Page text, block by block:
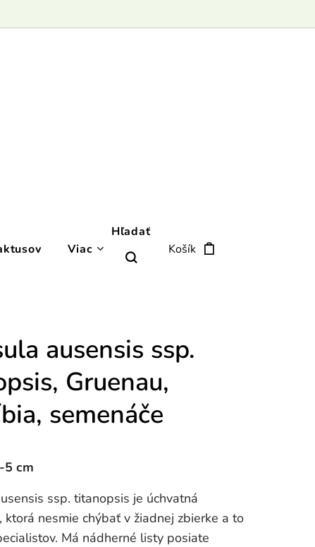
Viac
Hľadať
Košík
ausensis ssp.
Gruenau,
semenáče
5 cm
ssp. titanopsis je úchvatná
ktorá nesmie chýbať v žiadnej zbierke a to
Má nádherné listy posiate